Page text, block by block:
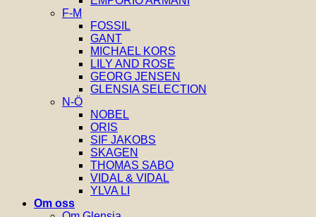
F-M
FOSSIL
GANT
MICHAEL KORS
LILY AND ROSE
GEORG JENSEN
GLENSIA SELECTION
N-Ö
NOBEL
ORIS
SIF JAKOBS
SKAGEN
THOMAS SABO
VIDAL & VIDAL
YLVA LI
Om oss